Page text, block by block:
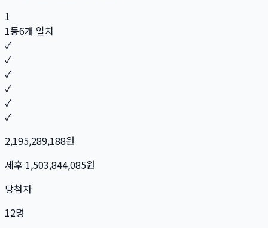
1
1등6개 일치
✓
✓
✓
✓
✓
✓
2,195,289,188원
세후 1,503,844,085원
당첨자
12명